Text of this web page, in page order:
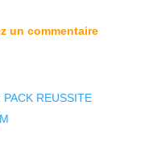
un commentaire
REUSSITE